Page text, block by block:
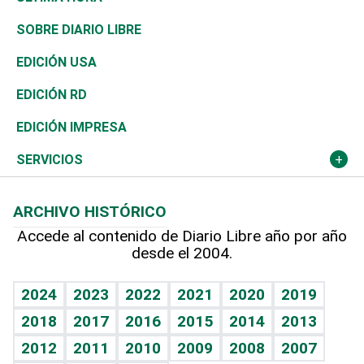
José Boquete
Reportajes
Asia
África
Ocenanía
Caribe
Resto del mundo
Consumo
Vivienda
Telecom.
Global y variable
Economía personal
Belleza
Buena Vida
Sociales
Novedades
Podcast Arte Libre
Hablando con el pediatra
Vida y familia
Eñe
Celebrando la vida
Golf
Ciclismo
Tenis
Olimpismo
Más deportes
Línea de hit
TBT Deportivo
De buena tinta
En Directo
El Espía
Noticiero Poteleche
Columnistas
Más firmas
Clima
Tecnología
Historia
Martes de tecnología
Cambio climático
Mundo
Economía
Revista
Deportes
Opinión
Hecho en casa
Guía del dinero
SOBRE DIARIO LIBRE
EDICIÓN USA
EDICIÓN RD
EDICIÓN IMPRESA
SERVICIOS
Cumpleaños
Horóscopos
Crucigramas
ARCHIVO HISTÓRICO
Accede al contenido de Diario Libre año por año
desde el 2004.
2024 2023 2022 2021 2020
2019
2018
2017 2016 2015 2014
2013
2012
2011 2010 2009 2008 2007